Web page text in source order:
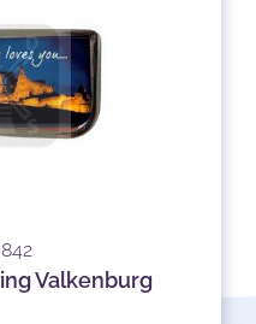
Valkenburg